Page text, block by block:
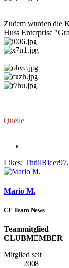
Zudem wurden die
Huss Enterprise
Quelle
Likes: ThrillRider97,
Mario M.
CF Team News
Teammitglied
CLUBMEMBER
Mitglied seit
2008